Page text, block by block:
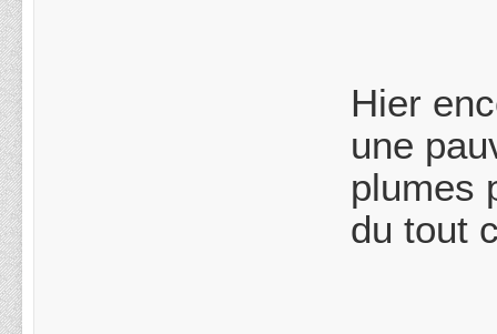
Hier
une
plumes
du tout